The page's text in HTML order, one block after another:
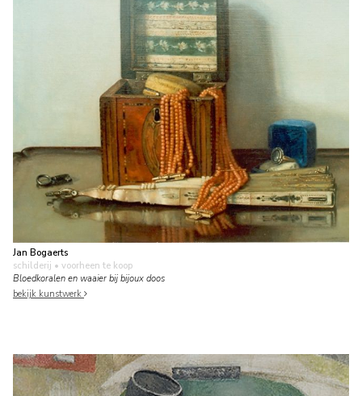
Jan Bogaerts
schilderij • voorheen te koop
Bloedkoralen en waaier bij bijoux doos
bekijk kunstwerk